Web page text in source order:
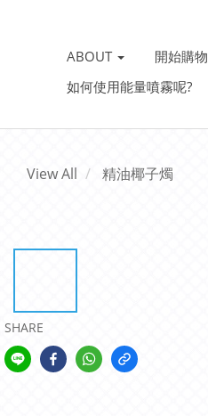
ABOUT 開始購物
如何使用能量噴霧呢?
View All 精油椰子燭
SHARE